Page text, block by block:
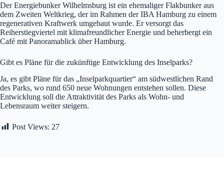
Der Energiebunker Wilhelmsburg ist ein ehemaliger Flakbunker aus
dem Zweiten Weltkrieg, der im Rahmen der IBA Hamburg zu einem
regenerativen Kraftwerk umgebaut wurde. Er versorgt das
Reiherstiegviertel mit klimafreundlicher Energie und beherbergt ein
Café mit Panoramablick über Hamburg.
Gibt es Pläne für die zukünftige Entwicklung des Inselparks?
Ja, es gibt Pläne für das „Inselparkquartier“ am südwestlichen Rand
des Parks, wo rund 650 neue Wohnungen entstehen sollen. Diese
Entwicklung soll die Attraktivität des Parks als Wohn- und
Lebensraum weiter steigern.
Post Views: 27